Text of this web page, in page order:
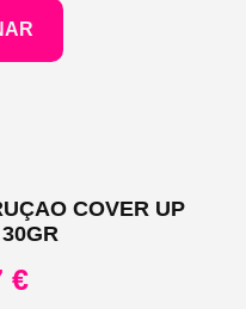
COVER UP
€